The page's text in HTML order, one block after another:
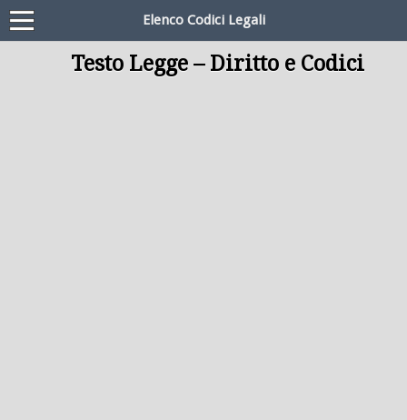
Elenco Codici Legali
Testo Legge – Diritto e Codici